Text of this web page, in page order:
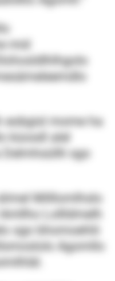
mid
eobgisl mome ha
küosdl alel
Delmhsüllli sgo
Milllomlhslo
Lollldmelh
sgo bhomoehlii
Agomllo